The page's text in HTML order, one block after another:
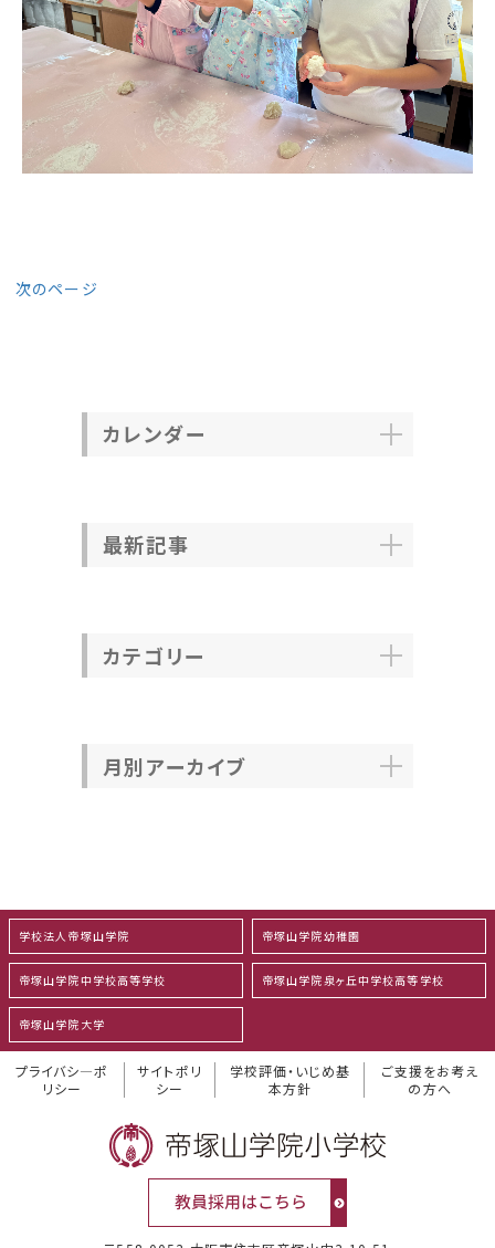
次のページ
カレンダー
最新記事
カテゴリー
月別アーカイブ
学校法人帝塚山学院 帝塚山学院幼稚園
帝塚山学院中学校高等学校 帝塚山学院泉ヶ丘中学校高等学校
帝塚山学院大学
プライバシ―ポ
リシー
サイトポリ
シー
学校評価・いじめ基
本方針
ご支援をお考え
の方へ